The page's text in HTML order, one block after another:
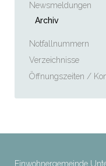
Newsmeldungen
Archiv
Notfallnummern
Verzeichnisse
Öffnungszeiten /
Einwohnergemeinde